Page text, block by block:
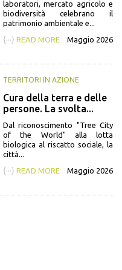
laboratori, mercato agricolo e
biodiversità celebrano il
patrimonio ambientale e...
{···} READ MORE Maggio 2026
TERRITORI IN AZIONE
Cura della terra e delle
persone. La svolta...
Dal riconoscimento "Tree City
of the World" alla lotta
biologica al riscatto sociale, la
città...
{···} READ MORE Maggio 2026